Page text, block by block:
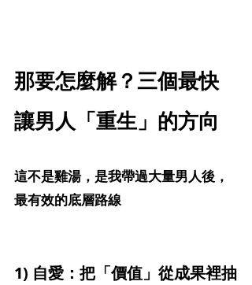
那要怎麼解？三個最快
讓男人「重生」的方向
這不是雞湯，是我帶過大量男人後，
最有效的底層路線
1) 自愛：把「價值」從成果裡抽